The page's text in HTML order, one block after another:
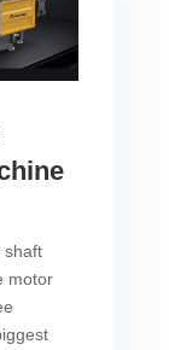
shaft
motor